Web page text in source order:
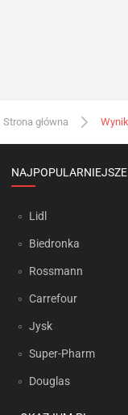
Strona główna
NAJPOPULARNIEJSZE
Lidl
Biedronka
Rossmann
Carrefour
Jysk
Super-Pharm
Douglas